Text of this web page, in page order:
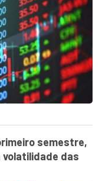
semestre,
das